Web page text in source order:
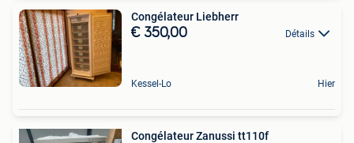
Congélateur Liebherr
€ 350,00 Détails
Kessel-Lo Hier
Congélateur Zanussi tt110f